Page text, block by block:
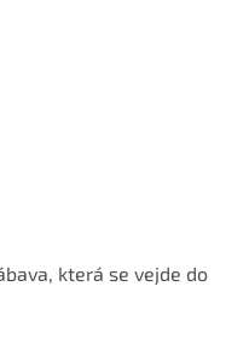
která se vejde do